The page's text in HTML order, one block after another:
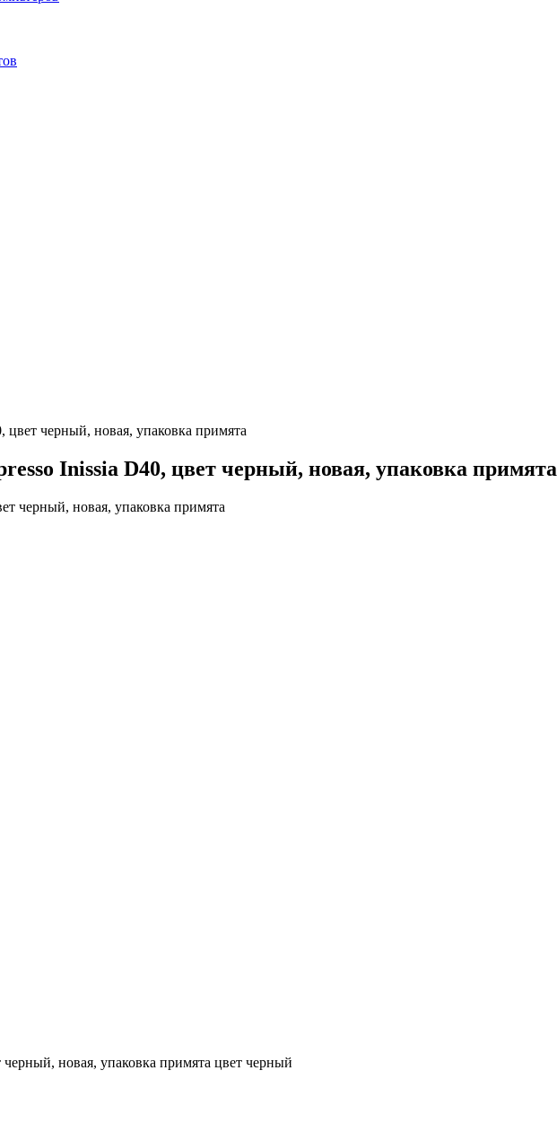
цвет черный, новая, упаковка примята
Inissia D40, цвет черный, новая, упаковка примята
новая, упаковка примята цвет черный